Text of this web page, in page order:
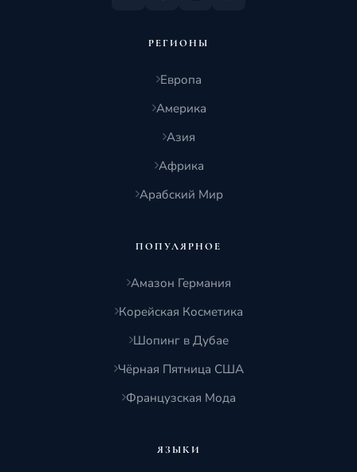
РЕГИОНЫ
Европа
Америка
Азия
Африка
Арабский Мир
ПОПУЛЯРНОЕ
Амазон Германия
Корейская Косметика
Шопинг в Дубае
Чёрная Пятница США
Французская Мода
ЯЗЫКИ